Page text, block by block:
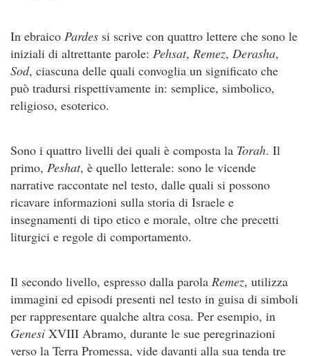
In ebraico Pardes si scrive con quattro lettere che sono le
iniziali di altrettante parole: Pehsat, Remez, Derasha,
Sod, ciascuna delle quali convoglia un significato che
può tradursi rispettivamente in: semplice, simbolico,
religioso, esoterico.
Sono i quattro livelli dei quali è composta la Torah. Il
primo, Peshat, è quello letterale: sono le vicende
narrative raccontate nel testo, dalle quali si possono
ricavare informazioni sulla storia di Israele e
insegnamenti di tipo etico e morale, oltre che precetti
liturgici e regole di comportamento.
Il secondo livello, espresso dalla parola Remez, utilizza
immagini ed episodi presenti nel testo in guisa di simboli
per rappresentare qualche altra cosa. Per esempio, in
Genesi XVIII Abramo, durante le sue peregrinazioni
verso la Terra Promessa, vide davanti alla sua tenda tre